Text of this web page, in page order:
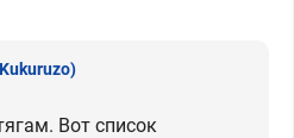
Вот список